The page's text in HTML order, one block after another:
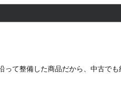
って整備した商品だから、中古で